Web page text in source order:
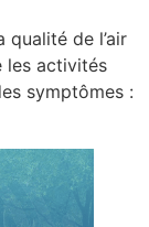
qualité de l’air
les activités
symptômes :